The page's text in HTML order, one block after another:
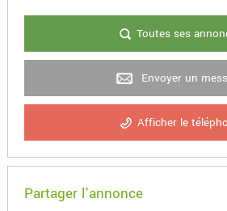
Toutes ses
Envoyer un
Afficher le
Partager l'annonce